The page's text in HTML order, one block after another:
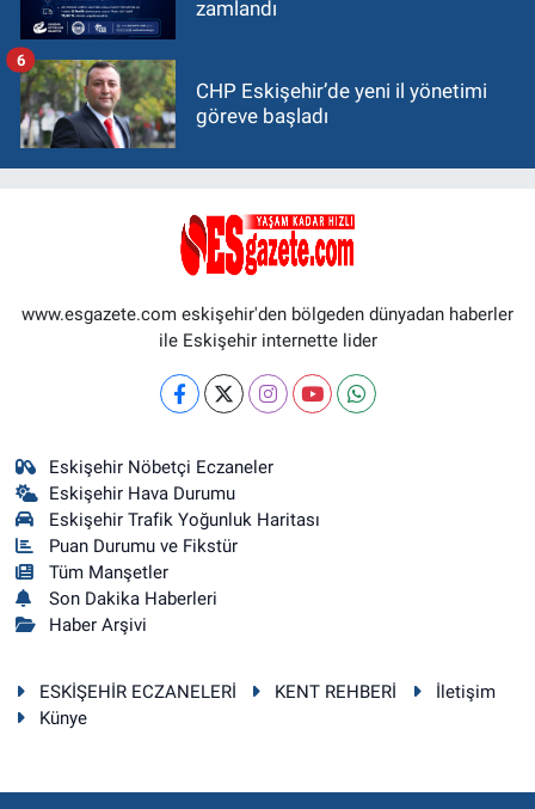
zamlandı
CHP Eskişehir’de yeni il yönetimi
göreve başladı
6
www.esgazete.com eskişehir'den bölgeden dünyadan haberler
ile Eskişehir internette lider
Eskişehir Nöbetçi Eczaneler
Eskişehir Hava Durumu
Eskişehir Trafik Yoğunluk Haritası
Puan Durumu ve Fikstür
Tüm Manşetler
Son Dakika Haberleri
Haber Arşivi
ESKİŞEHİR ECZANELERİ KENT REHBERİ
İletişim
Künye